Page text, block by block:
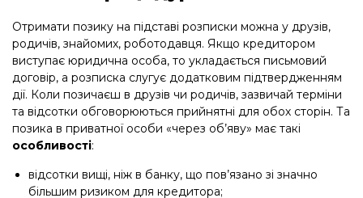
Отримати позику на підставі розписки можна у друзів,
родичів, знайомих, роботодавця. Якщо кредитором
виступає юридична особа, то укладається письмовий
договір, а розписка слугує додатковим підтвердженням
дії. Коли позичаєш в друзів чи родичів, зазвичай терміни
та відсотки обговорюються прийнятні для обох сторін. Та
позика в приватної особи «через об’яву» має такі
особливості:
відсотки вищі, ніж в банку, що пов’язано зі значно
більшим ризиком для кредитора;